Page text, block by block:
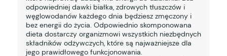
odpowiedniej dawki białka, zdrowych tłuszczów i
węglowodanów każdego dnia będziesz zmęczony i
bez energii do życia. Odpowiednio skomponowana
dieta dostarczy organizmowi wszystkich niezbędnych
składników odżywczych, które są najważniejsze dla
jego prawidłowego funkcjonowania.